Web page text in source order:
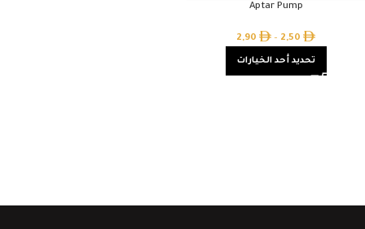
Aptar Pump
2,50
–
2,90
تحديد أحد الخيارات